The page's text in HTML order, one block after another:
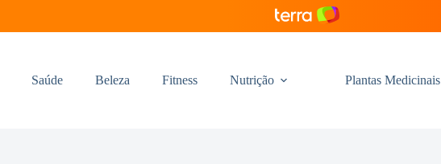
Saúde Beleza Fitness Nutrição Plantas Medicinais